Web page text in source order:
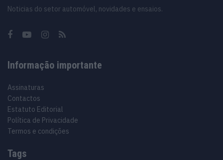
Noticias do setor automóvel, novidades e ensaios.
Informação importante
Assinaturas
Contactos
Estatuto Editorial
Política de Privacidade
Termos e condições
Tags